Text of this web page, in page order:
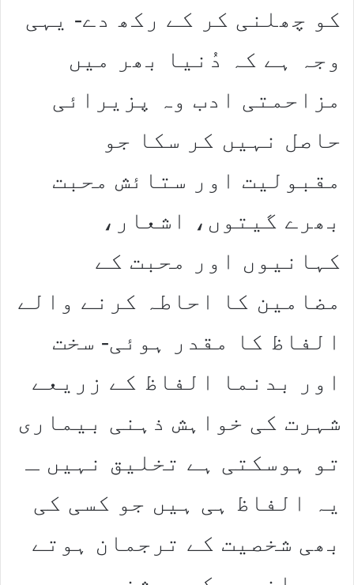
کو چھلنی کر کے رکھ دے- یہی
وجہ ہے کہ دُنیا بھر میں
مزاحمتی ادب وہ پزیرائی
حاصل نہیں کر سکا جو
مقبولیت اور ستائش محبت
بھرے گیتوں، اشعار،
کہانیوں اور محبت کے
مضامین کا احاطہ کرنے والے
الفاظ کا مقدر ہوئی- سخت
اور بدنما الفاظ کے زریعے
شہرت کی خواہش ذہنی بیماری
تو ہوسکتی ہے تخلیق نہیں ـ
یہ الفاظ ہی ہیں جو کسی کی
بھی شخصیت کے ترجمان ہوتے